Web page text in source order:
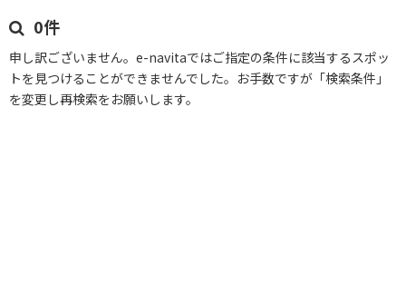
0件
申し訳ございません。e-navitaではご指定の条件に該当するスポッ
トを見つけることができませんでした。お手数ですが「検索条件」
を変更し再検索をお願いします。